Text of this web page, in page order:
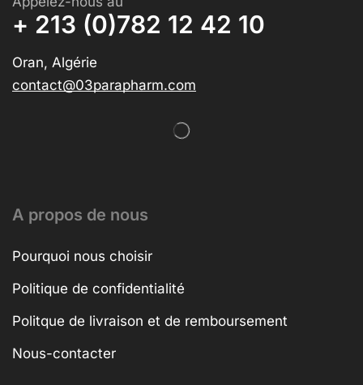
+ 213 (0)782 12 42 10
Oran, Algérie
contact@03parapharm.com
A propos de nous
Pourquoi nous choisir
Politique de confidentialité
Politque de livraison et de remboursement
Nous-contacter